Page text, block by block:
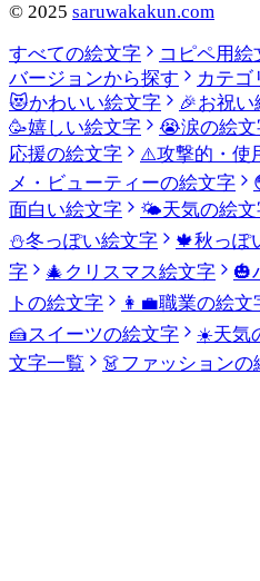
© 2025 saruwakakun.com
すべての絵文字
コピペ用絵
バージョンから探す
カテゴ
😻かわいい絵文字 🎉お祝い
🥳嬉しい絵文字 😭涙の絵
応援の絵文字
⚠️攻撃的・使
メ・ビューティーの絵文字
面白い絵文字
🌤️天気の絵
⛄冬っぽい絵文字 🍁秋っぽ
字
🎄 クリスマス絵文字 🎃
トの絵文字
👩‍💼職業の絵文
🍰スイーツの絵文字 ☀️天気
文字一覧
👗ファッションの